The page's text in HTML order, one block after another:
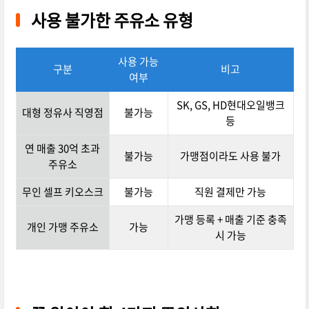
사용 불가한 주유소 유형
구분
사용 가능
여부
비고
대형 정유사 직영점 불가능
SK, GS, HD현대오일뱅크
등
연 매출 30억 초과
주유소
불가능 가맹점이라도 사용 불가
무인 셀프 키오스크 불가능 직원 결제만 가능
개인 가맹 주유소 가능
가맹 등록 + 매출 기준 충족
시 가능